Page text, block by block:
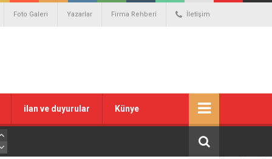
Foto Galeri Yazarlar Firma Rehberi İletişim
ilan ve duyurular Künye